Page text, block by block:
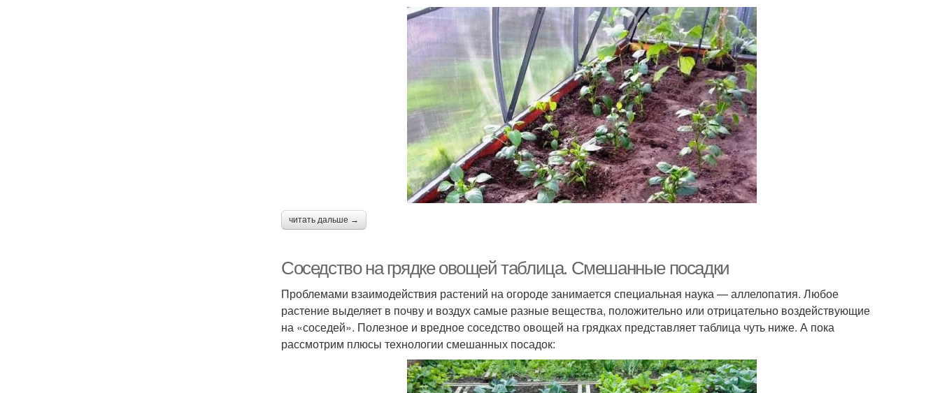
читать дальше →
Соседство на грядке овощей таблица. Смешанные посадки
Проблемами взаимодействия растений на огороде занимается специальная наука — аллелопатия. Любое
растение выделяет в почву и воздух самые разные вещества, положительно или отрицательно воздействующие
на «соседей». Полезное и вредное соседство овощей на грядках представляет таблица чуть ниже. А пока
рассмотрим плюсы технологии смешанных посадок: